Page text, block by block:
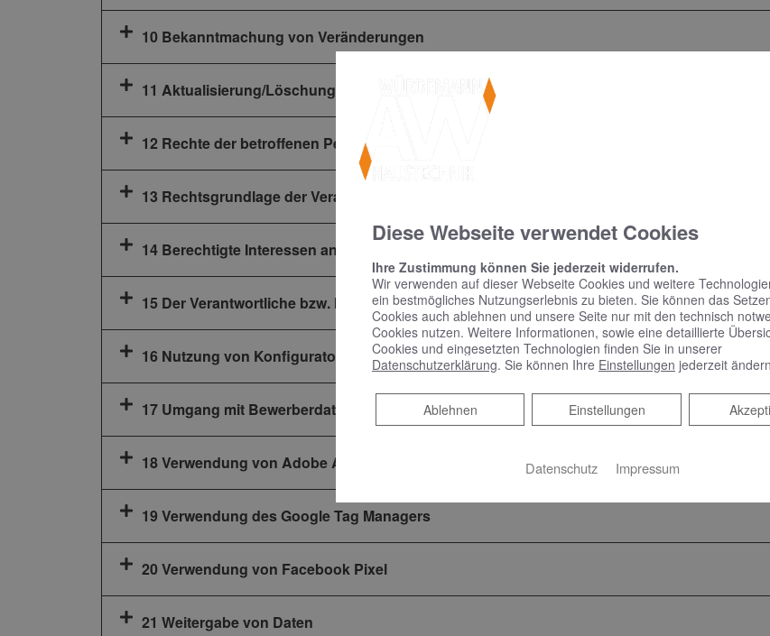
10 Bekanntmachung von Veränderungen
11 Aktualisierung/Löschung Ihrer persönlichen Daten
12 Rechte der betroffenen Personen
13 Rechtsgrundlage der Verarbeitung
14 Berechtigte Interessen an der Verarbeitung, die von dem Verantwortlichen oder einem
15 Der Verantwortliche bzw. Ihr Ansprechpartner
16 Nutzung von Konfiguratoren für Bad und Heizung
17 Umgang mit Bewerberdaten
18 Verwendung von Adobe Analytics
19 Verwendung des Google Tag Managers
20 Verwendung von Facebook Pixel
21 Weitergabe von Daten
Diese Webseite verwendet Cookies
Ihre Zustimmung können Sie jederzeit widerrufen.
Wir verwenden auf dieser Webseite Cookies und weitere
ein bestmögliches Nutzungserlebnis zu bieten. Sie können das
Cookies auch ablehnen und unsere Seite nur mit den technisch
Cookies nutzen. Weitere Informationen, sowie eine detaillierte
Cookies und eingesetzten Technologien finden Sie in unserer
Datenschutzerklärung. Sie können Ihre Einstellungen jederzeit
Einstellungen
Ablehnen
Ablehnen
Datenschutz Impressum